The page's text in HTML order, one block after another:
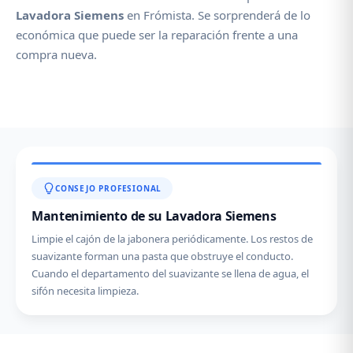
Lavadora Siemens en Frómista. Se sorprenderá de lo
económica que puede ser la reparación frente a una
compra nueva.
CONSEJO PROFESIONAL
Mantenimiento de su Lavadora Siemens
Limpie el cajón de la jabonera periódicamente. Los restos de
suavizante forman una pasta que obstruye el conducto.
Cuando el departamento del suavizante se llena de agua, el
sifón necesita limpieza.